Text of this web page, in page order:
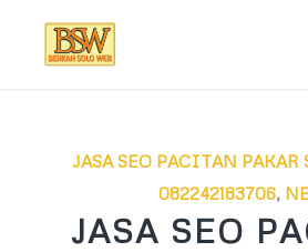
JASA SEO PACITAN PAKAR
082242183706,
JASA SEO